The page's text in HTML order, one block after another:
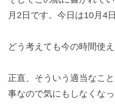
月2日です。今日は10月4日
どう考えても今の時間使
正直、そういう適当なこ
事なので気にもしなくな